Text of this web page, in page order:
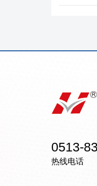
0513-
热线电话